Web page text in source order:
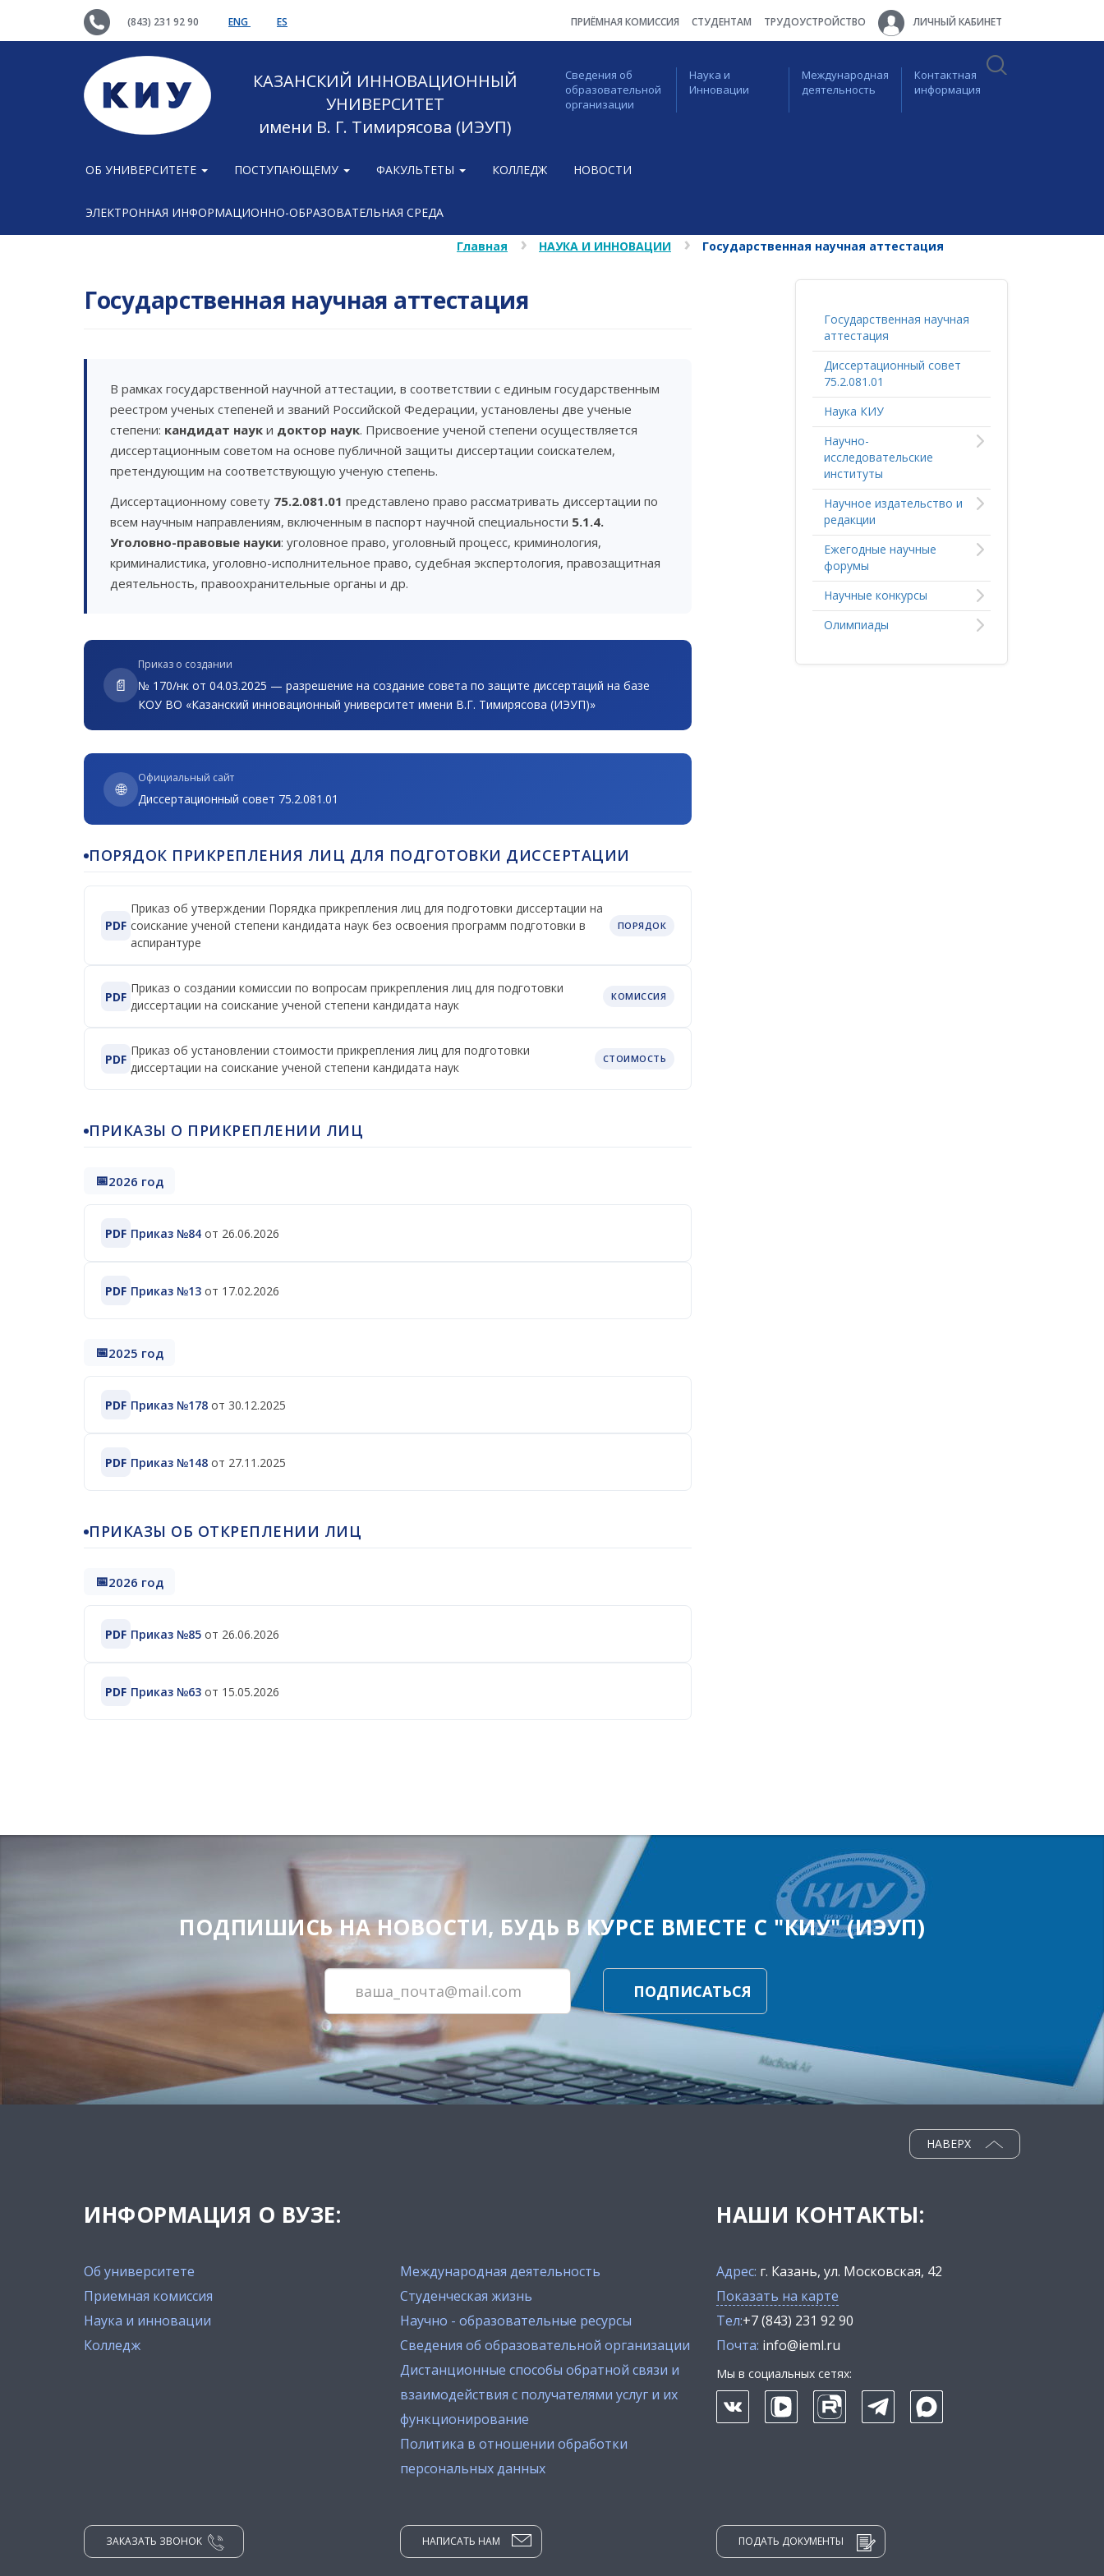
(843) 231 92 90 ENG ES ПРИЁМНАЯ КОМИССИЯ СТУДЕНТАМ ТРУДОУСТРОЙСТВО ЛИЧНЫЙ КАБИНЕТ
КАЗАНСКИЙ ИННОВАЦИОННЫЙ
УНИВЕРСИТЕТ
имени В. Г. Тимирясова (ИЭУП)
Сведения об
образовательной
организации
Наука и
Инновации
Международная
деятельность
Контактная
информация
ОБ УНИВЕРСИТЕТЕ ПОСТУПАЮЩЕМУ ФАКУЛЬТЕТЫ КОЛЛЕДЖ НОВОСТИ
ЭЛЕКТРОННАЯ ИНФОРМАЦИОННО-ОБРАЗОВАТЕЛЬНАЯ СРЕДА
Главная НАУКА И ИННОВАЦИИ Государственная научная аттестация
Государственная научная аттестация
В рамках государственной научной аттестации, в соответствии с единым государственным
реестром ученых степеней и званий Российской Федерации, установлены две ученые
степени: кандидат наук и доктор наук. Присвоение ученой степени осуществляется
диссертационным советом на основе публичной защиты диссертации соискателем,
претендующим на соответствующую ученую степень.
Диссертационному совету 75.2.081.01 представлено право рассматривать диссертации по
всем научным направлениям, включенным в паспорт научной специальности 5.1.4.
Уголовно-правовые науки: уголовное право, уголовный процесс, криминология,
криминалистика, уголовно-исполнительное право, судебная экспертология, правозащитная
деятельность, правоохранительные органы и др.
📄
Приказ о создании
№ 170/нк от 04.03.2025 — разрешение на создание совета по защите диссертаций на базе
КОУ ВО «Казанский инновационный университет имени В.Г. Тимирясова (ИЭУП)»
🌐
Официальный сайт
Диссертационный совет 75.2.081.01
ПОРЯДОК ПРИКРЕПЛЕНИЯ ЛИЦ ДЛЯ ПОДГОТОВКИ ДИССЕРТАЦИИ
PDF
Приказ об утверждении Порядка прикрепления лиц для подготовки диссертации на
соискание ученой степени кандидата наук без освоения программ подготовки в
аспирантуре
ПОРЯДОК
PDF
Приказ о создании комиссии по вопросам прикрепления лиц для подготовки
диссертации на соискание ученой степени кандидата наук
КОМИССИЯ
PDF
Приказ об установлении стоимости прикрепления лиц для подготовки
диссертации на соискание ученой степени кандидата наук
СТОИМОСТЬ
ПРИКАЗЫ О ПРИКРЕПЛЕНИИ ЛИЦ
2026 год
PDF Приказ №84 от 26.06.2026
PDF Приказ №13 от 17.02.2026
2025 год
PDF Приказ №178 от 30.12.2025
PDF Приказ №148 от 27.11.2025
ПРИКАЗЫ ОБ ОТКРЕПЛЕНИИ ЛИЦ
2026 год
PDF Приказ №85 от 26.06.2026
PDF Приказ №63 от 15.05.2026
Государственная научная
аттестация
Диссертационный совет
75.2.081.01
Наука КИУ
Научно-
исследовательские
институты
Научное издательство и
редакции
Ежегодные научные
форумы
Научные конкурсы
Олимпиады
ПОДПИШИСЬ НА НОВОСТИ, БУДЬ В КУРСЕ ВМЕСТЕ С "КИУ" (ИЭУП)
ПОДПИСАТЬСЯ
ИНФОРМАЦИЯ О ВУЗЕ:
Об университете
Приемная комиссия
Наука и инновации
Колледж
Международная деятельность
Студенческая жизнь
Научно - образовательные ресурсы
Сведения об образовательной организации
Дистанционные способы обратной связи и
взаимодействия с получателями услуг и их
функционирование
Политика в отношении обработки
персональных данных
НАВЕРХ
НАШИ КОНТАКТЫ:
Адрес: г. Казань, ул. Московская, 42
Показать на карте
Тел:+7 (843) 231 92 90
Почта: info@ieml.ru
Мы в социальных сетях:
ЗАКАЗАТЬ ЗВОНОК НАПИСАТЬ НАМ ПОДАТЬ ДОКУМЕНТЫ